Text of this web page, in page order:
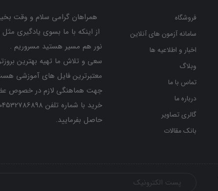
فروشگاه
سامانه آزمون های آنلاین
اخبار و اطلاعیه ها
وبلاگ
تماس با ما
درباره ما
گالری تصاویر
بانک مقالات
همراهان گرامی سلام و وقت
از اینکه با ما بسوی یادگیری
نور هم مسیر هستید مسروریم .
سعی و تلاش ما تهیه بهترین
معتبرترین فایل های آموزشی
جهت هماهنگی لازم در خصوص
حاصل بفرمایید.